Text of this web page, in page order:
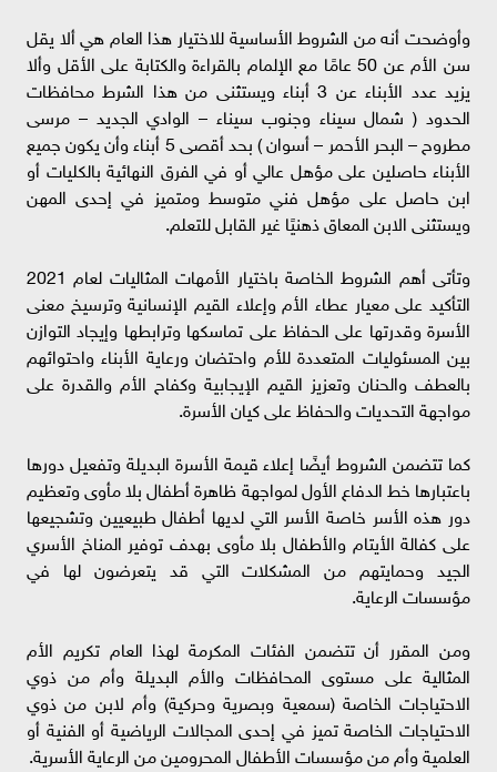
وأوضحت أنه من الشروط الأساسية للاختيار هذا العام هي ألا يقل
سن الأم عن 50 عامًا مع الإلمام بالقراءة والكتابة على الأقل وألا
يزيد عدد الأبناء عن 3 أبناء ويستثنى من هذا الشرط محافظات
الحدود ( شمال سيناء وجنوب سيناء – الوادي الجديد – مرسى
مطروح – البحر الأحمر – أسوان ) بحد أقصى 5 أبناء وأن يكون جميع
الأبناء حاصلين على مؤهل عالي أو في الفرق النهائية بالكليات أو
ابن حاصل على مؤهل فني متوسط ومتميز في إحدى المهن
ويستثنى الابن المعاق ذهنيًا غير القابل للتعلم.
وتأتى أهم الشروط الخاصة باختيار الأمهات المثاليات لعام 2021
التأكيد على معيار عطاء الأم وإعلاء القيم الإنسانية وترسيخ معنى
الأسرة وقدرتها على الحفاظ على تماسكها وترابطها وإيجاد التوازن
بين المسئوليات المتعددة للأم واحتضان ورعاية الأبناء واحتوائهم
بالعطف والحنان وتعزيز القيم الإيجابية وكفاح الأم والقدرة على
مواجهة التحديات والحفاظ على كيان الأسرة.
كما تتضمن الشروط أيضًا إعلاء قيمة الأسرة البديلة وتفعيل دورها
باعتبارها خط الدفاع الأول لمواجهة ظاهرة أطفال بلا مأوى وتعظيم
دور هذه الأسر خاصة الأسر التي لديها أطفال طبيعيين وتشجيعها
على كفالة الأيتام والأطفال بلا مأوى بهدف توفير المناخ الأسري
الجيد وحمايتهم من المشكلات التي قد يتعرضون لها في
مؤسسات الرعاية.
ومن المقرر أن تتضمن الفئات المكرمة لهذا العام تكريم الأم
المثالية على مستوى المحافظات والأم البديلة وأم من ذوي
الاحتياجات الخاصة (سمعية وبصرية وحركية) وأم لابن من ذوي
الاحتياجات الخاصة تميز في إحدى المجالات الرياضية أو الفنية أو
العلمية وأم من مؤسسات الأطفال المحرومين من الرعاية الأسرية.